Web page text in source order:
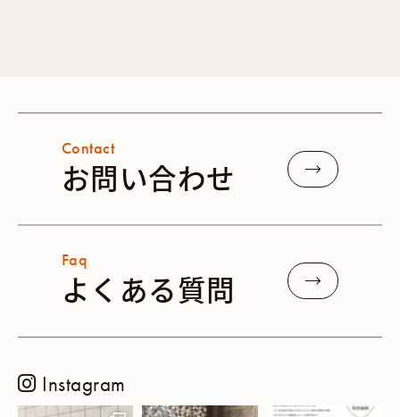
Contact
お問い合わせ
Faq
よくある質問
Instagram